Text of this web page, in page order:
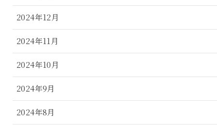
2024年12月
2024年11月
2024年10月
2024年9月
2024年8月